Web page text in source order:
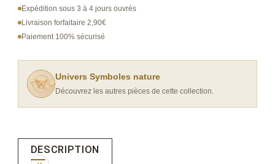
Arbre
de
Vie
Double Doré
Expédition sous 3 à 4 jours ouvrés
Livraison forfaitaire 2,90€
Paiement 100% sécurisé
Univers Symboles nature
Découvrez les autres pièces de cette collection.
DESCRIPTION